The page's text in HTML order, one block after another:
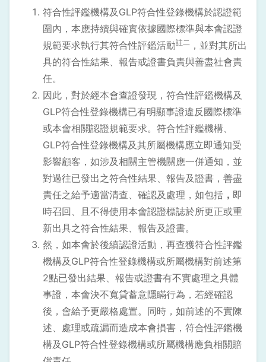
符合性評鑑機構及GLP符合性登錄機構於認證範
圍內，本應持續與確實依據國際標準與本會認證
規範要求執行其符合性評鑑活動註二 ，並對其所出
具的符合性結果、報告或證書負責與善盡社會責
任。
因此，對於經本會查證發現，符合性評鑑機構及
GLP符合性登錄機構已有明顯事證違反國際標準
或本會相關認證規範要求。符合性評鑑機構、
GLP符合性登錄機構及其所屬機構應立即通知受
影響顧客，如涉及相關主管機關應一併通知，並
對過往已發出之符合性結果、報告及證書，善盡
責任之給予適當清查、確認及處理，如包括 ， 即
時召回、且不得使用本會認證標誌於所更正或重
新出具之符合性結果、報告及證書。
然，如本會於後續認證活動，再查獲符合性評鑑
機構及GLP符合性登錄機構或所屬機構對前述第
2點已發出結果、報告或證書有不實處理之具體
事證，本會決不寬貸蓄意隱瞞行為，若經確認
後，會給予更嚴格處置。同時，如前述的不實陳
述、處理或疏漏而造成本會損害，符合性評鑑機
構及GLP符合性登錄機構或所屬機構應負相關賠